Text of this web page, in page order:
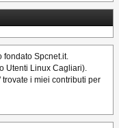
fondato Spcnet.it.
Utenti Linux Cagliari).
i miei contributi per